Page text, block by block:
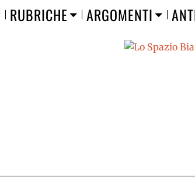
RUBRICHE ARGOMENTI